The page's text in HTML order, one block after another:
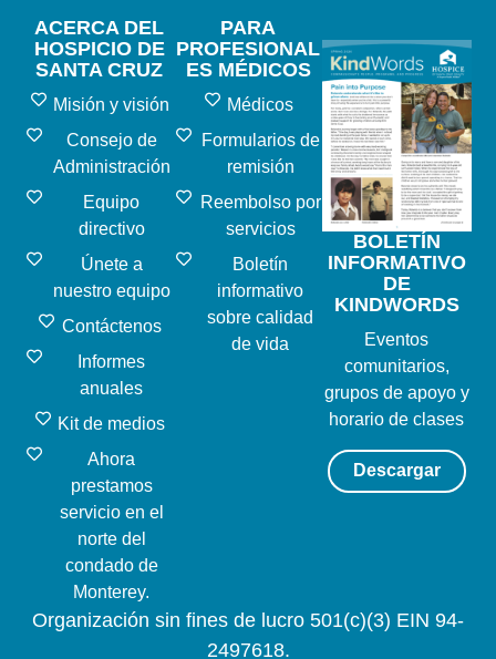
ACERCA DEL
HOSPICIO DE
SANTA CRUZ
Misión y visión
Consejo de
Administración
Equipo
directivo
Únete a
nuestro equipo
Contáctenos
Informes
anuales
Kit de medios
Ahora
prestamos
servicio en el
norte del
condado de
Monterey.
PARA
PROFESIONAL
ES MÉDICOS
Médicos
Formularios de
remisión
Reembolso por
servicios
Boletín
informativo
sobre calidad
de vida
BOLETÍN
INFORMATIVO
DE
KINDWORDS
Eventos
comunitarios,
grupos de apoyo y
horario de clases
Descargar
Organización sin fines de lucro 501(c)(3) EIN 94-
2497618.